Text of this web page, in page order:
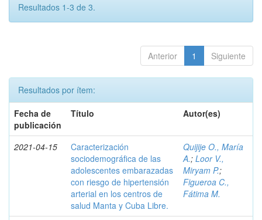
Resultados 1-3 de 3.
Anterior 1 Siguiente
Resultados por ítem:
Fecha de
publicación
Título Autor(es)
2021-04-15
Caracterización
sociodemográfica de las
adolescentes embarazadas
con riesgo de hipertensión
arterial en los centros de
salud Manta y Cuba Libre.
Quijije O., María
A.; Loor V.,
Miryam P.;
Figueroa C.,
Fátima M.